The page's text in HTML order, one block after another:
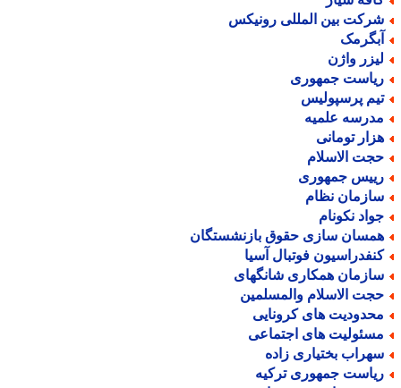
بین المللی رونیکس
واژن
جمهوری
پرسپولیس
علمیه
تومانی
الاسلام
جمهوری
نظام
نکونام
سازی حقوق بازنشستگان
فوتبال آسیا
همکاری شانگهای
الاسلام والمسلمین
های کرونایی
های اجتماعی
بختیاری زاده
جمهوری ترکیه